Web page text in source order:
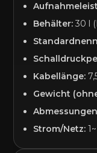
Behälter: 30 l
Kabellänge:
Gewicht
Strom/Netz: